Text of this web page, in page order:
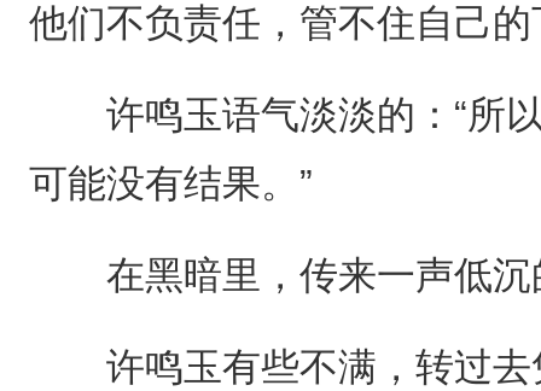
他们不负责任，管不住自己
许鸣玉语气淡淡的：“所以
可能没有结果。”
在黑暗里，传来一声低沉
许鸣玉有些不满，转过去